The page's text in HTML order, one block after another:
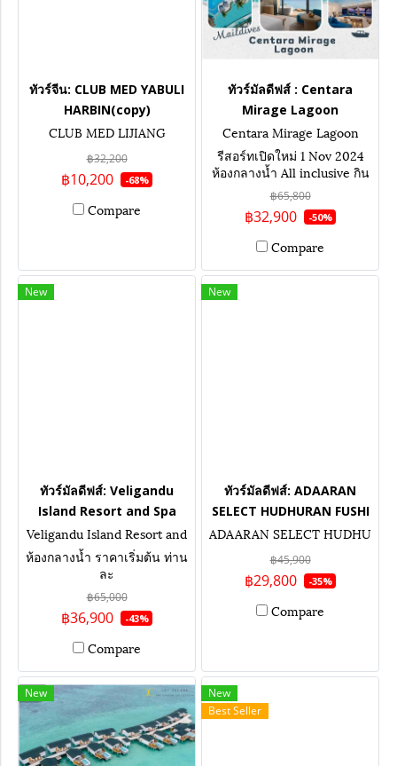
ทัวร์จีน: CLUB MED YABULI
HARBIN(copy)
CLUB MED LIJIANG
฿32,200
฿10,200 -68%
Compare
ทัวร์มัลดีฟส์ : Centara
Mirage Lagoon
Centara Mirage Lagoon
รีสอร์ทเปิดใหม่ 1 Nov 2024
ห้องกลางน้ำ All inclusive กิน
ดื่ม ไม่อั้น ราคาเริ่มต้น
฿65,800
฿32,900 -50%
Compare
New
ทัวร์มัลดีฟส์: Veligandu
Island Resort and Spa
Veligandu Island Resort and
ห้องกลางน้ำ ราคาเริ่มต้น ท่าน
ละ
฿65,000
฿36,900 -43%
Compare
New
ทัวร์มัลดีฟส์: ADAARAN
SELECT HUDHURAN FUSHI
ADAARAN SELECT HUDHU
฿45,900
฿29,800 -35%
Compare
New
New
Best Seller